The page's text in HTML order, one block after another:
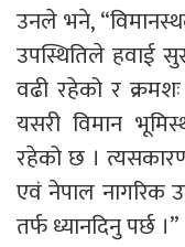
उनले भने,
उपस्थितिले हवाई
वढी रहेको र
यसरी विमान
रहेको छ ।
एवं नेपाल नागरिक
तर्फ ध्यानदिनु पर्छ ।”